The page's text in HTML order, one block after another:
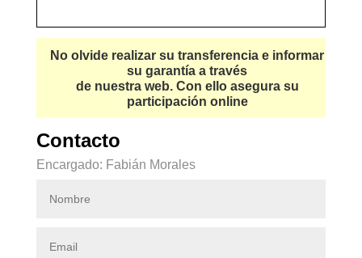
No olvide realizar su transferencia e informar
su garantía a través
de nuestra web. Con ello asegura su
participación online
Contacto
Encargado: Fabián Morales